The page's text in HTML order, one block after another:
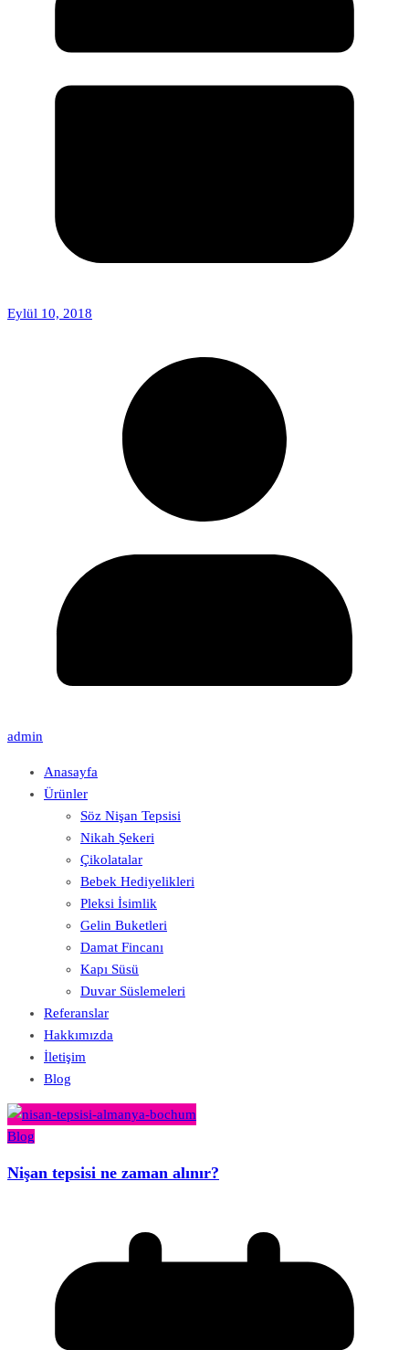
Eylül 10, 2018
admin
Anasayfa
Ürünler
Söz Nişan Tepsisi
Nikah Şekeri
Çikolatalar
Bebek Hediyelikleri
Pleksi İsimlik
Gelin Buketleri
Damat Fincanı
Kapı Süsü
Duvar Süslemeleri
Referanslar
Hakkımızda
İletişim
Blog
Blog
Nişan tepsisi ne zaman alınır?